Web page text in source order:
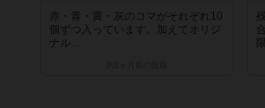
赤・青・黄・灰のコマがそれぞれ10
個ずつ入っています。加えてオリジ
ナル...